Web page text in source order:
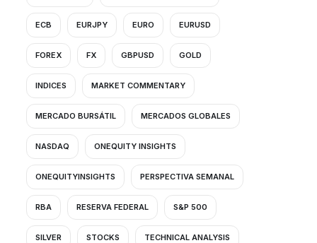
ECB EURJPY EURO EURUSD
FOREX FX GBPUSD GOLD
INDICES MARKET COMMENTARY
MERCADO BURSÁTIL MERCADOS GLOBALES
NASDAQ ONEQUITY INSIGHTS
ONEQUITYINSIGHTS PERSPECTIVA SEMANAL
RBA RESERVA FEDERAL S&P 500
SILVER STOCKS TECHNICAL ANALYSIS